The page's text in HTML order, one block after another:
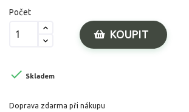
Počet
KOUPIT
 Skladem
Doprava zdarma při nákupu